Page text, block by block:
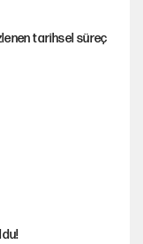
tarihsel süreç